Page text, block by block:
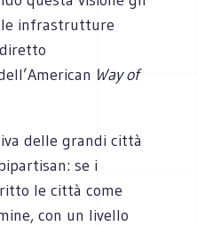
infrastrutture
Way of
delle grandi città
se i
le città come
con un livello